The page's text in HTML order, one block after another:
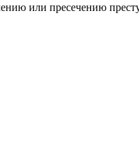
или пресечению